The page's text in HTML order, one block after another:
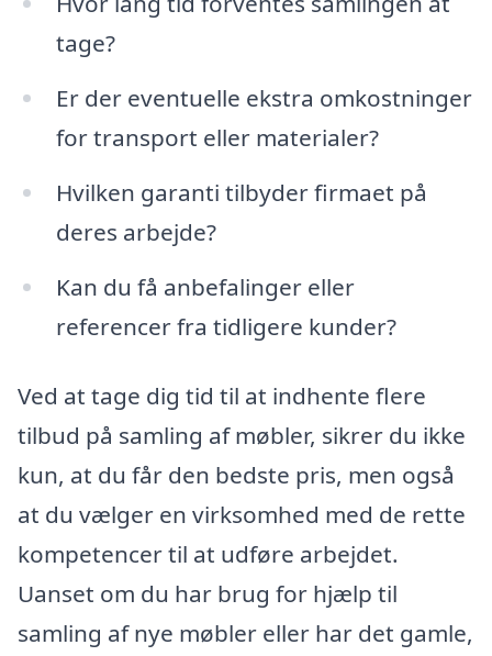
tage?
Er der eventuelle ekstra omkostninger
for transport eller materialer?
Hvilken garanti tilbyder firmaet på
deres arbejde?
Kan du få anbefalinger eller
referencer fra tidligere kunder?
Ved at tage dig tid til at indhente flere
tilbud på samling af møbler, sikrer du ikke
kun, at du får den bedste pris, men også
at du vælger en virksomhed med de rette
kompetencer til at udføre arbejdet.
Uanset om du har brug for hjælp til
samling af nye møbler eller har det gamle,